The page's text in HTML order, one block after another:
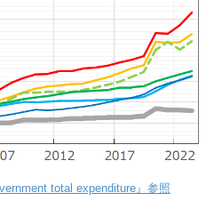
total expenditure』参照